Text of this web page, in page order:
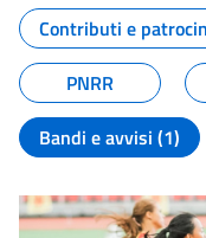
Contributi e
PNRR
Bandi e avvisi (1)